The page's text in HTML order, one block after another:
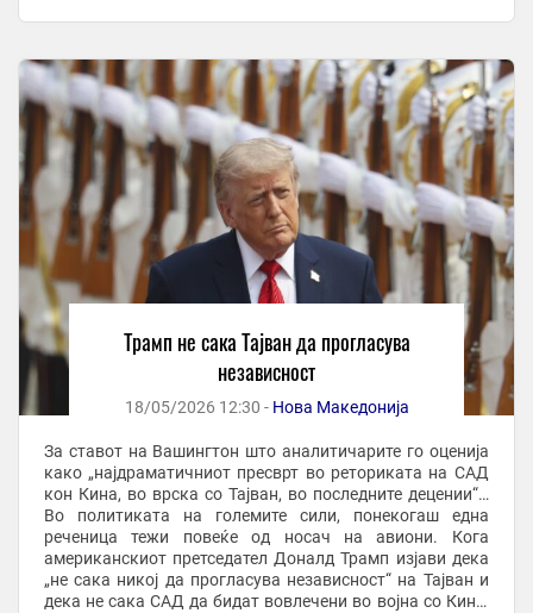
Трамп не сака Тајван да прогласува
независност
18/05/2026 12:30 - Нова Македонија
За ставот на Вашингтон што аналитичарите го оценија
како „најдраматичниот пресврт во реториката на САД
кон Кина, во врска со Тајван, во последните децении“…
Во политиката на големите сили, понекогаш една
реченица тежи повеќе од носач на авиони. Кога
американскиот претседател Доналд Трамп изјави дека
„не сака никој да прогласува независност“ на Тајван и
дека не сака САД да бидат вовлечени во војна со Кина,